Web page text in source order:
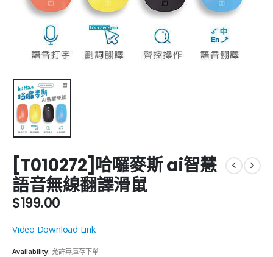
[T010272]哈囉麥斯 ai智慧
語音無線翻譯滑鼠
$199.00
Video Download Link
Availability: 允許無庫存下單